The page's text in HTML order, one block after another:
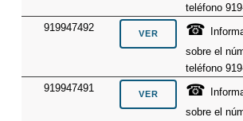
teléfono
919947492
☎
sobre el
teléfono
919947491
☎
sobre el